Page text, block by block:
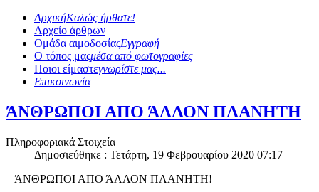
ΑρχικήΚαλώς ήρθατε!
Αρχείο άρθρων
Ομάδα αιμοδοσίαςΕγγραφή
Ο τόπος μαςμέσα από φωτογραφίες
Ποιοι είμαστεγνωρίστε μας...
Επικοινωνία
ΆΝΘΡΩΠΟΙ ΑΠΟ ΆΛΛΟΝ ΠΛΑΝΗΤΗ
Πληροφοριακά Στοιχεία
Δημοσιεύθηκε : Τετάρτη, 19 Φεβρουαρίου 2020 07:17
ΆΝΘΡΩΠΟΙ ΑΠΟ ΆΛΛΟΝ ΠΛΑΝΗΤΗ!